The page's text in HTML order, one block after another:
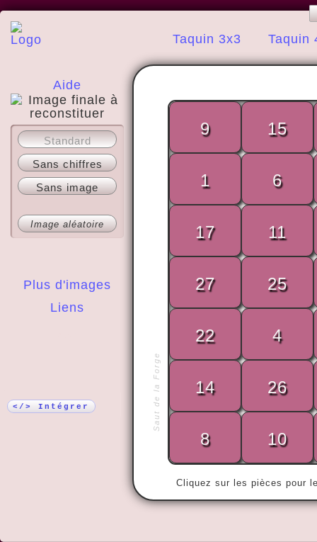
Taquin 3x3 Taquin
Aide
A propos
Plus d'images
Liens
Standard
Sans chiffres
Sans image
Image aléatoire
</> Intégrer Saut de la Forge
Cliquez sur les pièces pour
« Ce qui
de tout le
chacun. »
9 15
1 6
17 11
27 25
22 4
14 26
8 10